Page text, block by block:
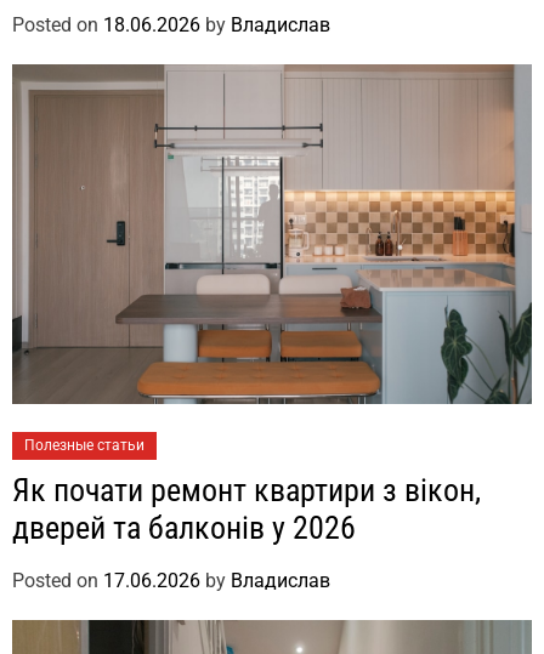
Posted on 18.06.2026 by Владислав
Полезные статьи
Як почати ремонт квартири з вікон,
дверей та балконів у 2026
Posted on 17.06.2026 by Владислав